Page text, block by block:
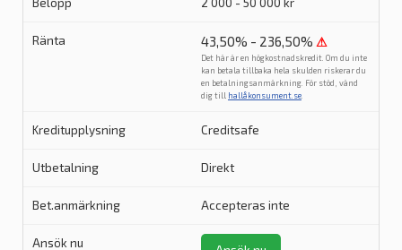
43,50% - 236,50% ⚠
Det här är en högkostnadskredit. Om du inte
kan betala tillbaka hela skulden riskerar du
en betalningsanmärkning. För stöd, vänd
dig till hallåkonsument.se
Creditsafe
Direkt
Accepteras inte